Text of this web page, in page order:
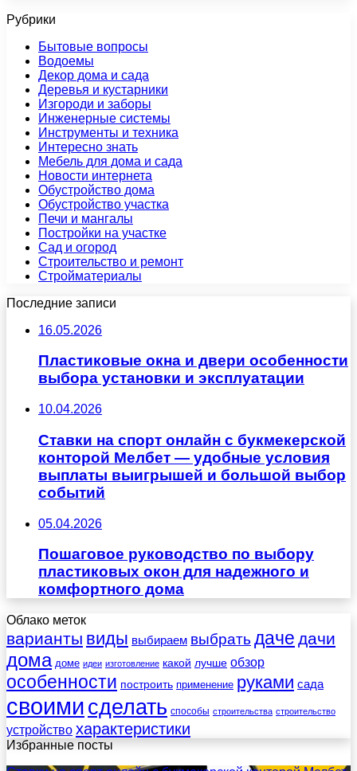
Рубрики
Бытовые вопросы
Водоемы
Декор дома и сада
Деревья и кустарники
Изгороди и заборы
Инженерные системы
Инструменты и техника
Интересно знать
Мебель для дома и сада
Новости интернета
Обустройство дома
Обустройство участка
Печи и мангалы
Постройки на участке
Сад и огород
Строительство и ремонт
Стройматериалы
Последние записи
16.05.2026
Пластиковые окна и двери особенности
выбора установки и эксплуатации
10.04.2026
Ставки на спорт онлайн с букмекерской
конторой Мелбет — удобные условия
выплаты выигрышей и большой выбор
событий
05.04.2026
Пошаговое руководство по выбору
пластиковых окон для надежного и
комфортного дома
Облако меток
варианты виды выбираем выбрать даче дачи
дома доме идеи изготовление какой лучше обзор
особенности построить применение руками сада
своими сделать способы строительства строительство
устройство характеристики
Избранные посты